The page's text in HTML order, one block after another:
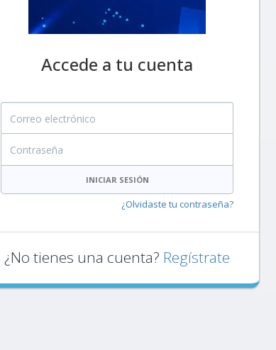
Accede a tu cuenta
Correo electrónico
INICIAR SESIÓN
¿Olvidaste tu contraseña?
¿No tienes una cuenta? Regístrate